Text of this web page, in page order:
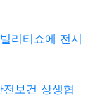
리티쇼에 전시
보건 상생협